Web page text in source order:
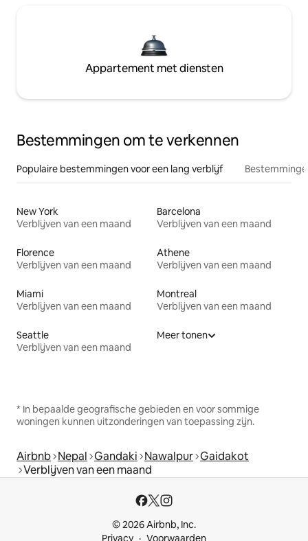
Appartement met diensten
Bestemmingen om te verkennen
Populaire bestemmingen voor een lang verblijf
New York
Verblijven van een maand
Barcelona
Verblijven van een maand
Florence
Verblijven van een maand
Athene
Verblijven van een maand
Miami
Verblijven van een maand
Montreal
Verblijven van een maand
Seattle
Verblijven van een maand
Meer tonen
* In bepaalde geografische gebieden en voor sommige
woningen kunnen uitzonderingen van toepassing zijn.
Airbnb Nepal Gandaki Nawalpur Gaidakot
Verblijven van een maand
© 2026 Airbnb, Inc.
Privacy
Voorwaarden